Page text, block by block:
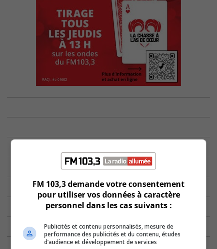
FM 103,3 demande votre consentement
pour utiliser vos données à caractère
personnel dans les cas suivants :
Publicités et contenu personnalisés, mesure de
performance des publicités et du contenu, études
d’audience et développement de services